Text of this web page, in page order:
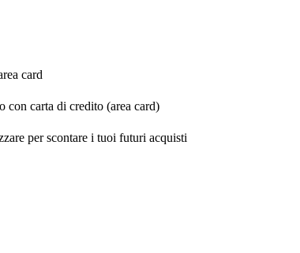
card
con carta di credito (area card)
per scontare i tuoi futuri acquisti